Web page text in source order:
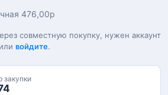
476,00р
совместную покупку, нужен аккаунт
или войдите.
закупки